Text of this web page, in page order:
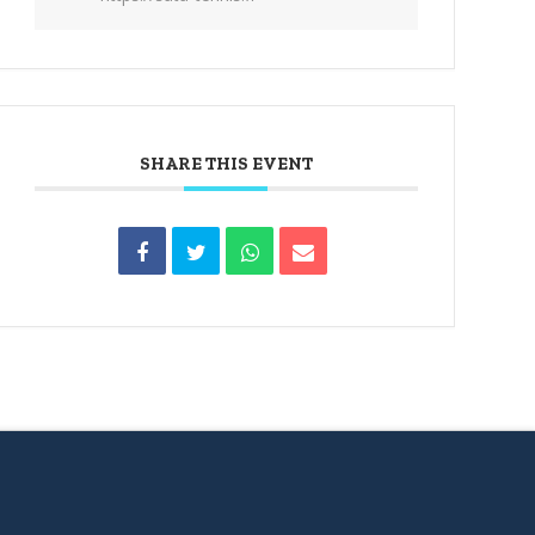
SHARE THIS EVENT